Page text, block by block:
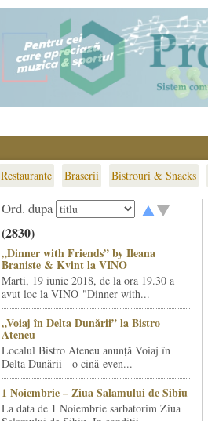
Restaurante Braserii Bistrouri & Snacks
Ord. dupa
(2830)
„Dinner with Friends” by Ileana
Braniste & Kvint la VINO
Marti, 19 iunie 2018, de la ora 19.30 a
avut loc la VINO "Dinner with...
„Voiaj în Delta Dunării” la Bistro
Ateneu
Localul Bistro Ateneu anunță Voiaj în
Delta Dunării - o cină-even...
1 Noiembrie – Ziua Salamului de Sibiu
La data de 1 Noiembrie sarbatorim Ziua